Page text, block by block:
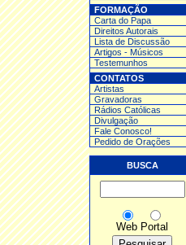
FORMAÇÃO
Carta do Papa
Direitos Autorais
Lista de Discussão
Artigos - Músicos
Testemunhos
CONTATOS
Artistas
Gravadoras
Rádios Católicas
Divulgação
Fale Conosco!
Pedido de Orações
BUSCA
Web Portal